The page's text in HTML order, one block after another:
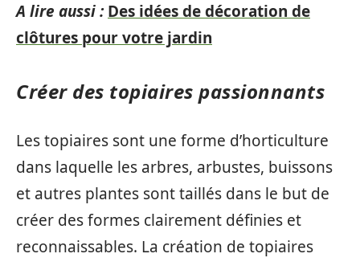
A lire aussi : Des idées de décoration de
clôtures pour votre jardin
Créer des topiaires passionnants
Les topiaires sont une forme d’horticulture
dans laquelle les arbres, arbustes, buissons
et autres plantes sont taillés dans le but de
créer des formes clairement définies et
reconnaissables. La création de topiaires